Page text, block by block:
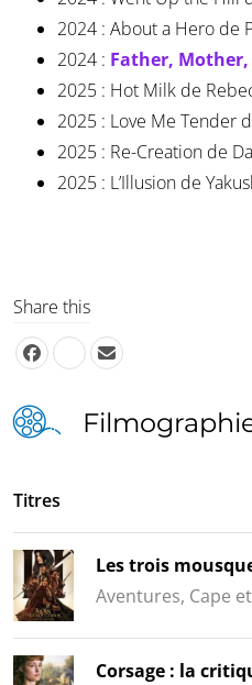
2024 : About a Hero de
2024 : Father,
2025 : Hot Milk de
2025 : Love Me Tender
2025 : Re-Creation de
2025 : L’Illusion de
Share this
Titres
Les trois
Aventures, Cape
Corsage : la